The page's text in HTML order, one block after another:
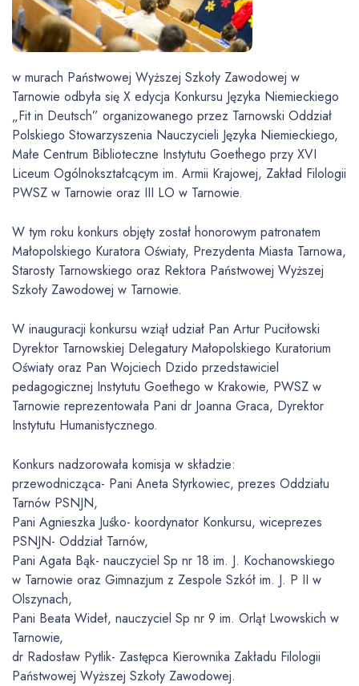
w murach Państwowej Wyższej Szkoły Zawodowej w
Tarnowie odbyła się X edycja Konkursu Języka Niemieckiego
„Fit in Deutsch” organizowanego przez Tarnowski Oddział
Polskiego Stowarzyszenia Nauczycieli Języka Niemieckiego,
Małe Centrum Biblioteczne Instytutu Goethego przy XVI
Liceum Ogólnokształcącym im. Armii Krajowej, Zakład Filologii
PWSZ w Tarnowie oraz III LO w Tarnowie.
W tym roku konkurs objęty został honorowym patronatem
Małopolskiego Kuratora Oświaty, Prezydenta Miasta Tarnowa,
Starosty Tarnowskiego oraz Rektora Państwowej Wyższej
Szkoły Zawodowej w Tarnowie.
W inauguracji konkursu wziął udział Pan Artur Puciłowski
Dyrektor Tarnowskiej Delegatury Małopolskiego Kuratorium
Oświaty oraz Pan Wojciech Dzido przedstawiciel
pedagogicznej Instytutu Goethego w Krakowie, PWSZ w
Tarnowie reprezentowała Pani dr Joanna Graca, Dyrektor
Instytutu Humanistycznego.
Konkurs nadzorowała komisja w składzie:
przewodnicząca- Pani Aneta Styrkowiec, prezes Oddziału
Tarnów PSNJN,
Pani Agnieszka Juśko- koordynator Konkursu, wiceprezes
PSNJN- Oddział Tarnów,
Pani Agata Bąk- nauczyciel Sp nr 18 im. J. Kochanowskiego
w Tarnowie oraz Gimnazjum z Zespole Szkół im. J. P II w
Olszynach,
Pani Beata Wideł, nauczyciel Sp nr 9 im. Orląt Lwowskich w
Tarnowie,
dr Radosław Pytlik- Zastępca Kierownika Zakładu Filologii
Państwowej Wyższej Szkoły Zawodowej.